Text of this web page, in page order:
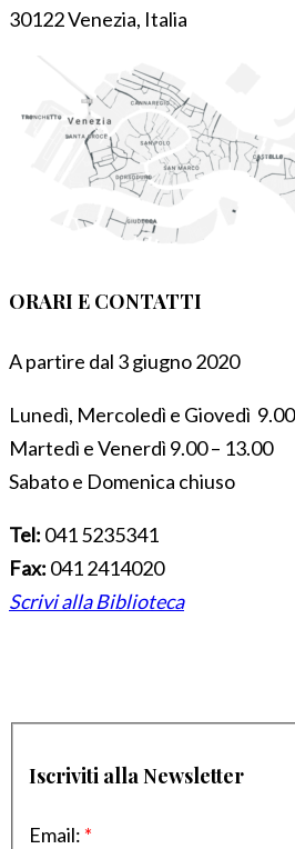
30122 Venezia, Italia
ORARI E CONTATTI
A partire dal 3 giugno 2020
Lunedì, Mercoledì e Giovedì
Martedì e Venerdì 9.00 – 13.00
Sabato e Domenica chiuso
Tel: 041 5235341
Fax: 041 2414020
Scrivi alla Biblioteca
Iscriviti alla Newsletter
Email: *